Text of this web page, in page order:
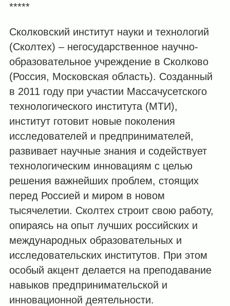
*****
Сколковский институт науки и технологий
(Сколтех) – негосударственное научно-
образовательное учреждение в Сколково
(Россия, Московская область). Созданный
в 2011 году при участии Массачусетского
технологического института (МТИ),
институт готовит новые поколения
исследователей и предпринимателей,
развивает научные знания и содействует
технологическим инновациям с целью
решения важнейших проблем, стоящих
перед Россией и миром в новом
тысячелетии. Сколтех строит свою работу,
опираясь на опыт лучших российских и
международных образовательных и
исследовательских институтов. При этом
особый акцент делается на преподавание
навыков предпринимательской и
инновационной деятельности.